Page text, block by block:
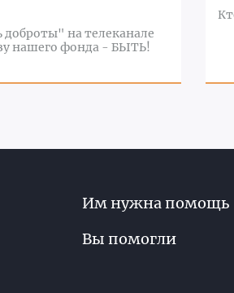
на телеканале
нашего фонда - БЫТЬ!
Им нужна помощь
Вы помогли